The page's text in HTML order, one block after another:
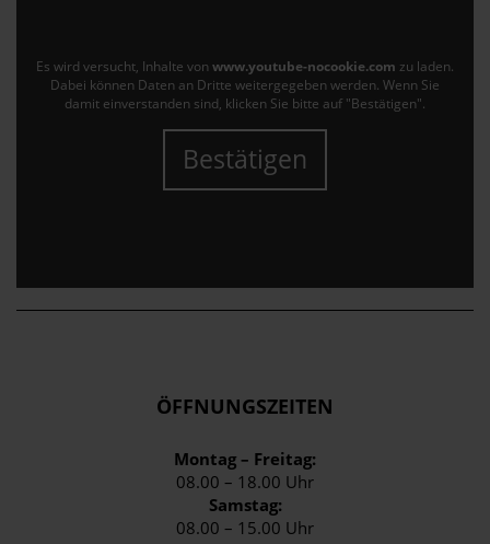
Es wird versucht, Inhalte von www.youtube-nocookie.com zu laden.
Dabei können Daten an Dritte weitergegeben werden. Wenn Sie
damit einverstanden sind, klicken Sie bitte auf "Bestätigen".
Bestätigen
ÖFFNUNGSZEITEN
Montag – Freitag:
08.00 – 18.00 Uhr
Samstag:
08.00 – 15.00 Uhr